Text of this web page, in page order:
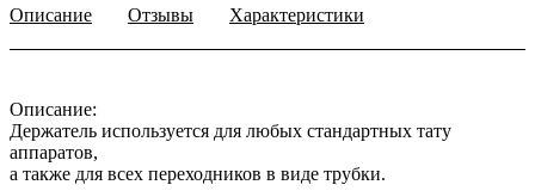
Описание Отзывы Характеристики
Описание:
Держатель используется для любых стандартных тату
аппаратов,
а также для всех переходников в виде трубки.